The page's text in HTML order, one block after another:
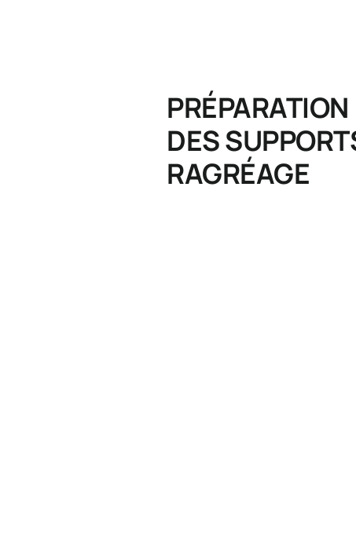
PRÉPARATION
DES
RAGRÉAGE